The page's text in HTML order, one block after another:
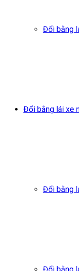
Đổi bằng
Đổi bằng lái xe
Đổi bằng